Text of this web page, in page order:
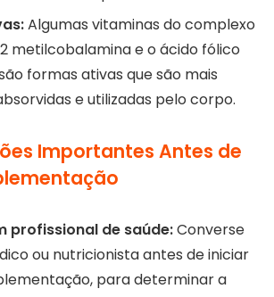
Algumas vitaminas do complexo
metilcobalamina e o ácido fólico
formas ativas que são mais
e utilizadas pelo corpo.
Importantes Antes de
profissional de saúde:Converse
ou nutricionista antes de iniciar
para determinar a